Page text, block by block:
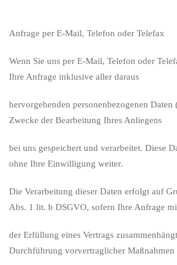
Anfrage per E-Mail, Telefon oder Telefax
Wenn Sie uns per E-Mail, Telefon oder
Ihre Anfrage inklusive aller daraus
hervorgehenden personenbezogenen
Zwecke der Bearbeitung Ihres Anliegens
bei uns gespeichert und verarbeitet. Diese
ohne Ihre Einwilligung weiter.
Die Verarbeitung dieser Daten erfolgt auf
Abs. 1 lit. b DSGVO, sofern Ihre Anfrage
der Erfüllung eines Vertrags
Durchführung vorvertraglicher Maßnahmen